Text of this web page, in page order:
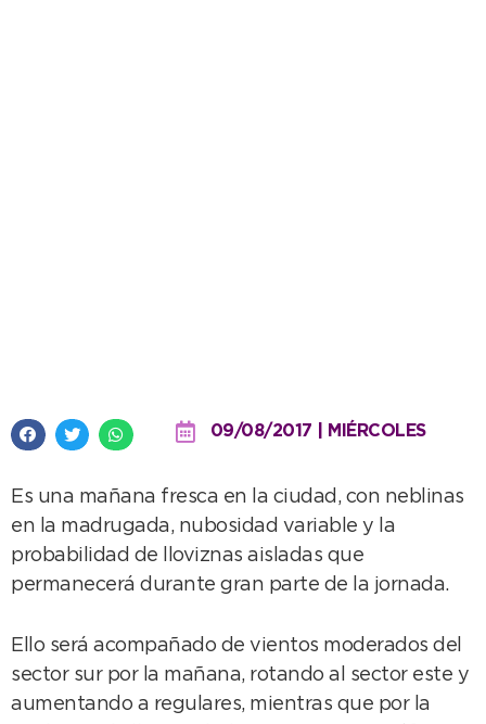
09/08/2017 | MIÉRCOLES
Es una mañana fresca en la ciudad, con neblinas
en la madrugada, nubosidad variable y la
probabilidad de lloviznas aisladas que
permanecerá durante gran parte de la jornada.
Ello será acompañado de vientos moderados del
sector sur por la mañana, rotando al sector este y
aumentando a regulares, mientras que por la